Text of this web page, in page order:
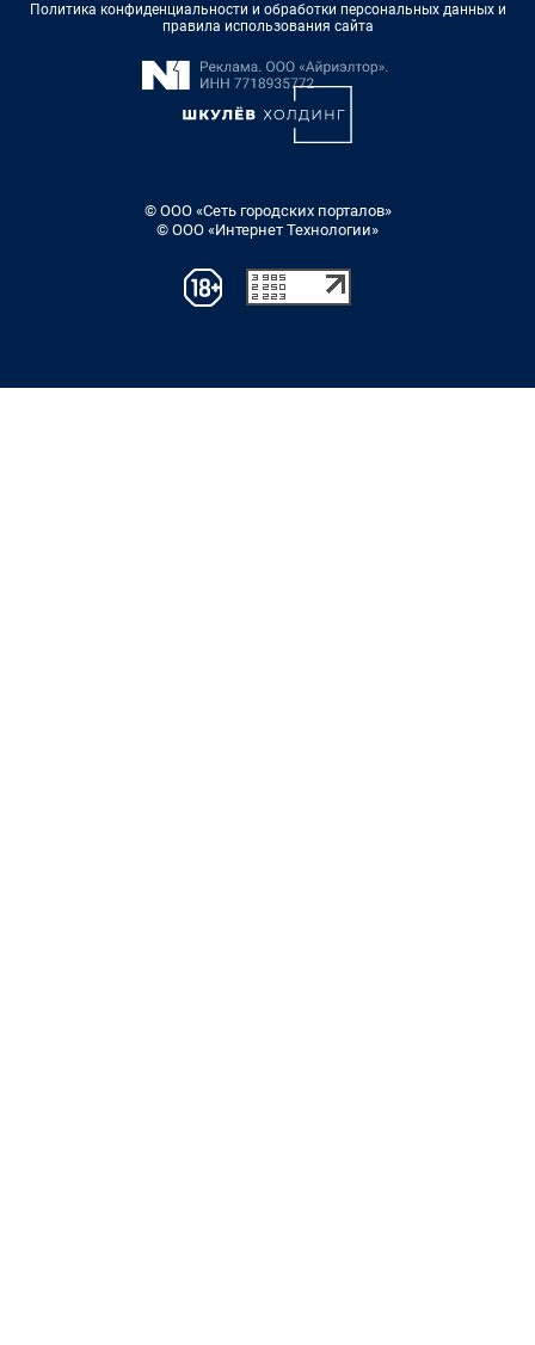
Политика конфиденциальности и обработки персональных данных и
правила использования сайта
© ООО «Сеть городских порталов»
© ООО «Интернет Технологии»